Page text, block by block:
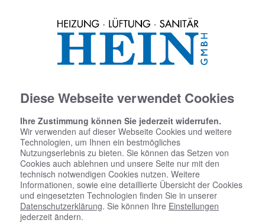
Diese Webseite verwendet Cookies
Ihre Zustimmung können Sie jederzeit widerrufen.
Wir verwenden auf dieser Webseite Cookies und weitere
Technologien, um Ihnen ein bestmögliches
Nutzungserlebnis zu bieten. Sie können das Setzen von
Cookies auch ablehnen und unsere Seite nur mit den
technisch notwendigen Cookies nutzen. Weitere
Informationen, sowie eine detaillierte Übersicht der Cookies
und eingesetzten Technologien finden Sie in unserer
Datenschutzerklärung. Sie können Ihre Einstellungen
jederzeit ändern.